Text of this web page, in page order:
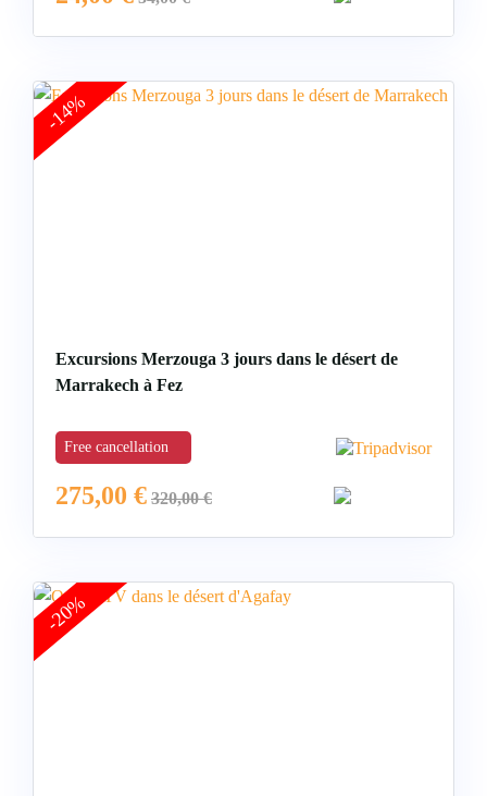
-14%
Excursions Merzouga 3 jours dans le désert de
Marrakech à Fez
Free cancellation
275,00 € 320,00€
-20%